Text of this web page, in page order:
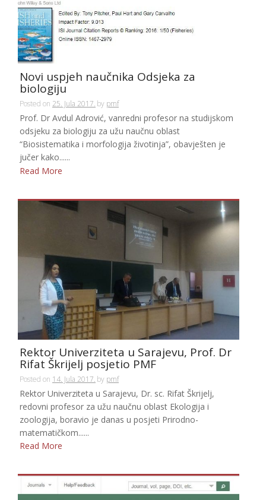
Novi uspjeh naučnika Odsjeka za
biologiju
Posted on 25. Jula 2017. by pmf
Prof. Dr Avdul Adrović, vanredni profesor na studijskom
odsjeku za biologiju za užu naučnu oblast
“Biosistematika i morfologija životinja”, obavješten je
jučer kako......
Read More
Rektor Univerziteta u Sarajevu, Prof. Dr
Rifat Škrijelj posjetio PMF
Posted on 14. Jula 2017. by pmf
Rektor Univerziteta u Sarajevu, Dr. sc. Rifat Škrijelj,
redovni profesor za užu naučnu oblast Ekologija i
zoologija, boravio je danas u posjeti Prirodno-
matematičkom......
Read More